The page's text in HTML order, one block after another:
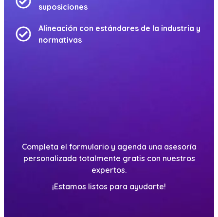
suposiciones
Alineación con estándares de la industria y
normativas
Completa el formulario y agenda una asesoría
personalizada totalmente gratis con nuestros
expertos.
¡Estamos listos para ayudarte!